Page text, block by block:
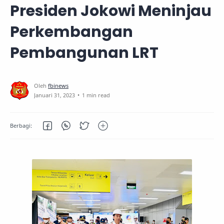
Presiden Jokowi Meninjau
Perkembangan
Pembangunan LRT
1 min read